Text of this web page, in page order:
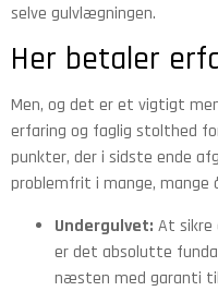
selve gulvlægningen.
Her betaler
Men, og det er et vigtigt
erfaring og faglig stolthed
punkter, der i sidste ende
problemfrit i mange, mange
Undergulvet: At sikre
er det absolutte
næsten med garanti til